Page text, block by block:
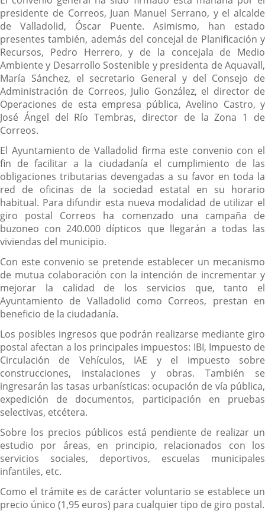
presidente de Correos, Juan Manuel Serrano, y el alcalde
de Valladolid, Óscar Puente. Asimismo, han estado
presentes también, además del concejal de Planificación y
Recursos, Pedro Herrero, y de la concejala de Medio
Ambiente y Desarrollo Sostenible y presidenta de Aquavall,
María Sánchez, el secretario General y del Consejo de
Administración de Correos, Julio González, el director de
Operaciones de esta empresa pública, Avelino Castro, y
José Ángel del Río Tembras, director de la Zona 1 de
Correos.
El Ayuntamiento de Valladolid firma este convenio con el
fin de facilitar a la ciudadanía el cumplimiento de las
obligaciones tributarias devengadas a su favor en toda la
red de oficinas de la sociedad estatal en su horario
habitual. Para difundir esta nueva modalidad de utilizar el
giro postal Correos ha comenzado una campaña de
buzoneo con 240.000 dípticos que llegarán a todas las
viviendas del municipio.
Con este convenio se pretende establecer un mecanismo
de mutua colaboración con la intención de incrementar y
mejorar la calidad de los servicios que, tanto el
Ayuntamiento de Valladolid como Correos, prestan en
beneficio de la ciudadanía.
Los posibles ingresos que podrán realizarse mediante giro
postal afectan a los principales impuestos: IBI, Impuesto de
Circulación de Vehículos, IAE y el impuesto sobre
construcciones, instalaciones y obras. También se
ingresarán las tasas urbanísticas: ocupación de vía pública,
expedición de documentos, participación en pruebas
selectivas, etcétera.
Sobre los precios públicos está pendiente de realizar un
estudio por áreas, en principio, relacionados con los
servicios sociales, deportivos, escuelas municipales
infantiles, etc.
Como el trámite es de carácter voluntario se establece un
precio único (1,95 euros) para cualquier tipo de giro postal.